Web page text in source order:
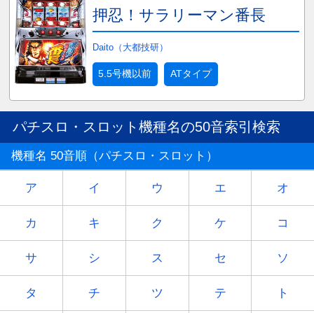
押忍！サラリーマン番長
Daito（大都技研）
5.5号機以前 ATタイプ
パチスロ・スロット機種名の50音索引検索
機種名 50音順（パチスロ・スロット）
ア イ ウ エ オ
カ キ ク ケ コ
サ シ ス セ ソ
タ チ ツ テ ト